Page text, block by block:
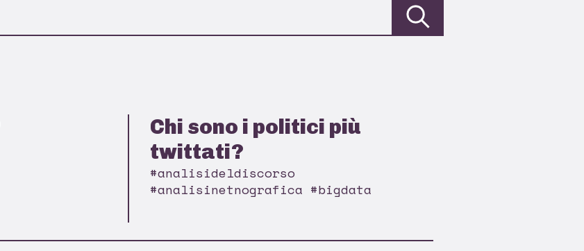
Chi sono i politici più
twittati?
#analisideldiscorso
#analisinetnografica #bigdata